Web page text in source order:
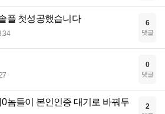
플 첫성공했습니다 6
댓글
0
댓글
놈들이 본인인증 대기로 바꿔두
2